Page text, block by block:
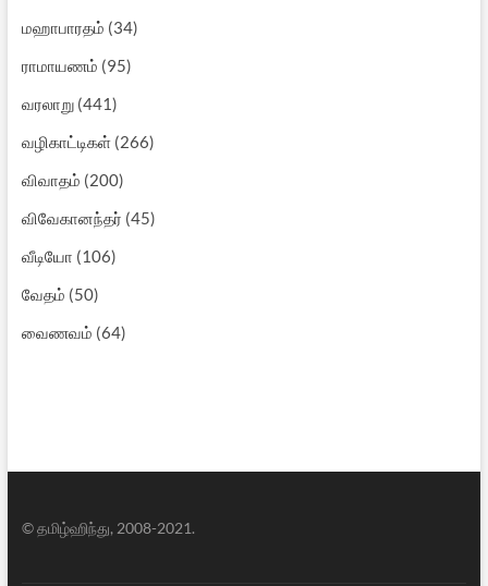
மஹாபாரதம் (34)
ராமாயணம் (95)
வரலாறு(441)
வழிகாட்டிகள்(266)
விவாதம் (200)
விவேகானந்தர் (45)
வீடியோ (106)
வேதம் (50)
வைணவம் (64)
© தமிழ்ஹிந்து, 2008-2021.